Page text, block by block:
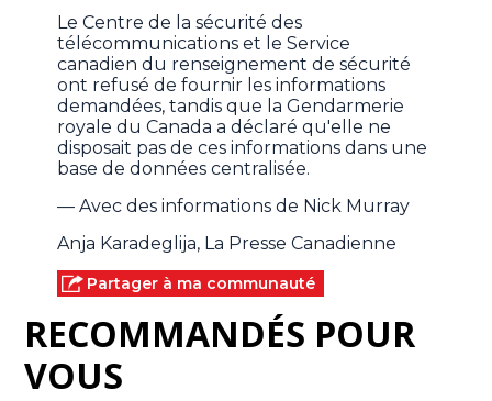
Le Centre de la sécurité des
télécommunications et le Service
canadien du renseignement de sécurité
ont refusé de fournir les informations
demandées, tandis que la Gendarmerie
royale du Canada a déclaré qu'elle ne
disposait pas de ces informations dans une
base de données centralisée.
— Avec des informations de Nick Murray
Anja Karadeglija, La Presse Canadienne
Partager à ma communauté
RECOMMANDÉS POUR
VOUS